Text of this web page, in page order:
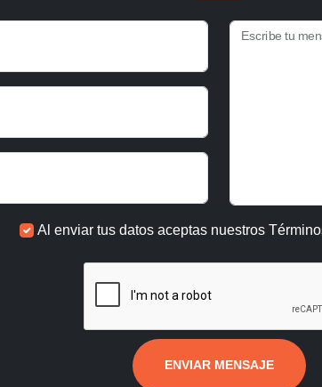
Escribe tu
Al enviar tus datos aceptas nuestros
ENVIAR MENSAJE